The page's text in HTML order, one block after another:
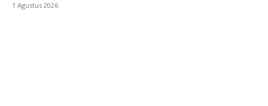
1 Agustus 2026